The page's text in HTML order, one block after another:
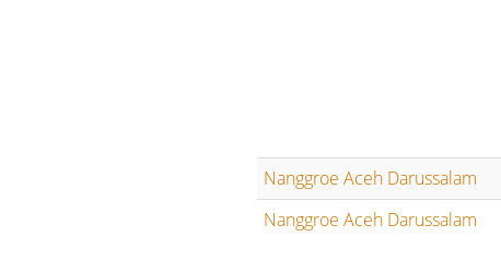
Nanggroe Aceh Darussalam
Nanggroe Aceh Darussalam